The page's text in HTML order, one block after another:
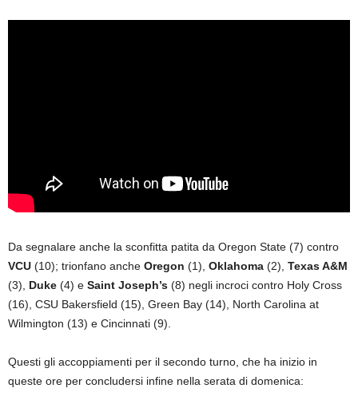
Da segnalare anche la sconfitta patita da Oregon State (7) contro
VCU (10); trionfano anche Oregon (1), Oklahoma (2), Texas A&M
(3), Duke (4) e Saint Joseph’s (8) negli incroci contro Holy Cross
(16), CSU Bakersfield (15), Green Bay (14), North Carolina at
Wilmington (13) e Cincinnati (9).
Questi gli accoppiamenti per il secondo turno, che ha inizio in
queste ore per concludersi infine nella serata di domenica: